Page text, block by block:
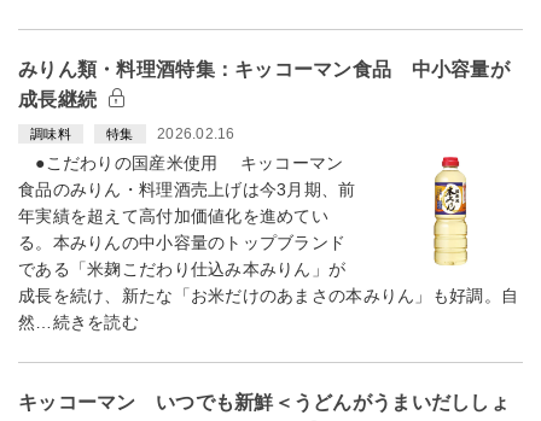
みりん類・料理酒特集：キッコーマン食品 中小容量が
成長継続
調味料 特集 2026.02.16
●こだわりの国産米使用 キッコーマン
食品のみりん・料理酒売上げは今3月期、前
年実績を超えて高付加価値化を進めてい
る。本みりんの中小容量のトップブランド
である「米麹こだわり仕込み本みりん」が
成長を続け、新たな「お米だけのあまさの本みりん」も好調。自
然…続きを読む
キッコーマン いつでも新鮮＜うどんがうまいだししょ